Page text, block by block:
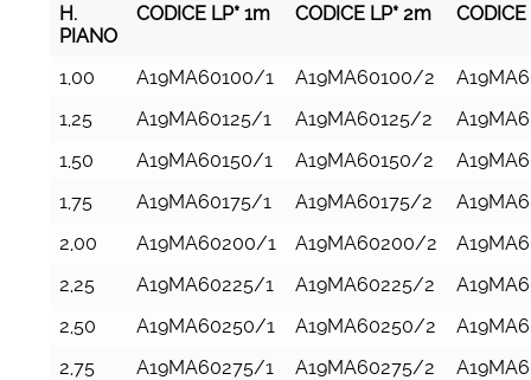
H.
PIANO
CODICE LP* 1m CODICE LP* 2m
H.
PIANO
CODICE LP* 1m CODICE LP* 2m
1,00 A19MA60100/1 A19MA60100/2
1,25
A19MA60125/1 A19MA60125/2
1,50
A19MA60150/1 A19MA60150/2
1,75
A19MA60175/1 A19MA60175/2
2,00
A19MA60200/1 A19MA60200/2
2,25
A19MA60225/1 A19MA60225/2
2,50
A19MA60250/1 A19MA60250/2
2,75
A19MA60275/1 A19MA60275/2